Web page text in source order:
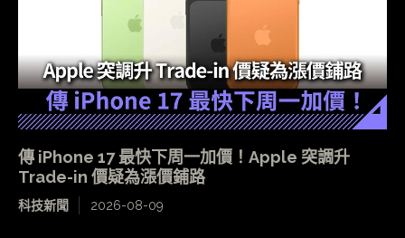
傳 iPhone 17 最快下周一加價！Apple 突調升
Trade-in 價疑為漲價鋪路
科技新聞 2026-08-09